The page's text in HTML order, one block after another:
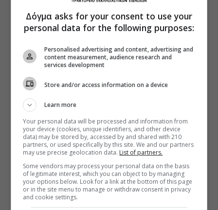
Δόγμα asks for your consent to use your
personal data for the following purposes:
Personalised advertising and content, advertising and
content measurement, audience research and
services development
Store and/or access information on a device
Learn more
Your personal data will be processed and information from
your device (cookies, unique identifiers, and other device
data) may be stored by, accessed by and shared with 210
partners, or used specifically by this site. We and our partners
may use precise geolocation data. List of partners.
Some vendors may process your personal data on the basis
of legitimate interest, which you can object to by managing
your options below. Look for a link at the bottom of this page
or in the site menu to manage or withdraw consent in privacy
and cookie settings.